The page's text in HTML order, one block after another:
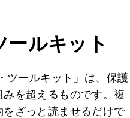
ルキット
ツールキット」は、保護
を超えるものです。複
ざっと読ませるだけで